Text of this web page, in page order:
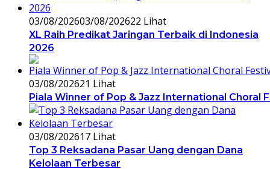
03/08/202603/08/202622 Lihat
XL Raih Predikat Jaringan Terbaik di Indonesia
2026
03/08/202621 Lihat
Piala Winner of Pop & Jazz International Choral
03/08/202617 Lihat
Top 3 Reksadana Pasar Uang dengan Dana
Kelolaan Terbesar